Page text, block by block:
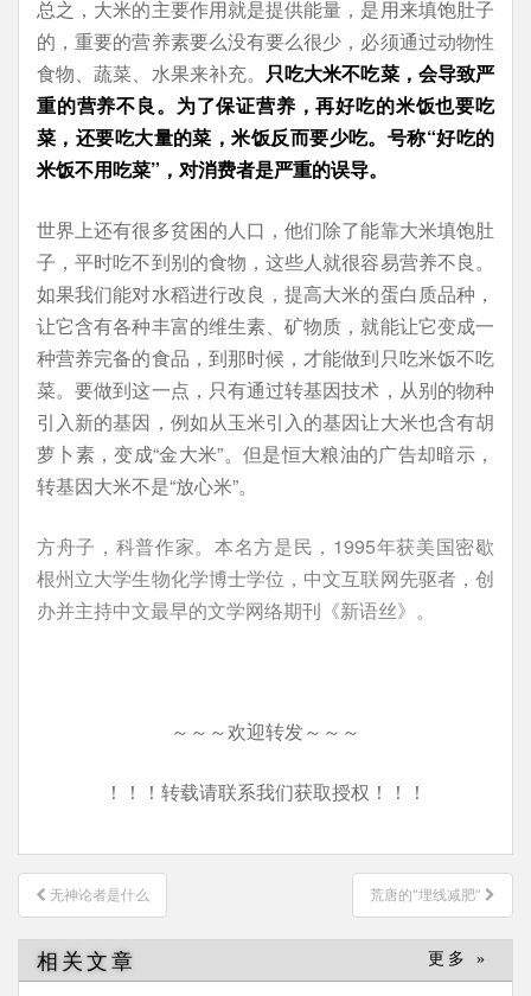
总之，大米的主要作用就是提供能量，是用来填饱肚子
的，重要的营养素要么没有要么很少，必须通过动物性
食物、蔬菜、水果来补充。 只吃大米不吃菜，会导致严
重的营养不良。为了保证营养，再好吃的米饭也要吃
菜，还要吃大量的菜，米饭反而要少吃。号称“好吃的
米饭不用吃菜”，对消费者是严重的误导。
世界上还有很多贫困的人口，他们除了能靠大米填饱肚
子，平时吃不到别的食物，这些人就很容易营养不良。
如果我们能对水稻进行改良，提高大米的蛋白质品种，
让它含有各种丰富的维生素、矿物质，就能让它变成一
种营养完备的食品，到那时候，才能做到只吃米饭不吃
菜。要做到这一点，只有通过转基因技术，从别的物种
引入新的基因，例如从玉米引入的基因让大米也含有胡
萝卜素，变成“金大米”。但是恒大粮油的广告却暗示，
转基因大米不是“放心米”。
方舟子，科普作家。本名方是民，1995年获美国密歇
根州立大学生物化学博士学位，中文互联网先驱者，创
办并主持中文最早的文学网络期刊《新语丝》。
～～～欢迎转发～～～
！！！转载请联系我们获取授权！！！
文
章
导
航
无神论者是什么 荒唐的“埋线减肥”
相关文章 更多 »